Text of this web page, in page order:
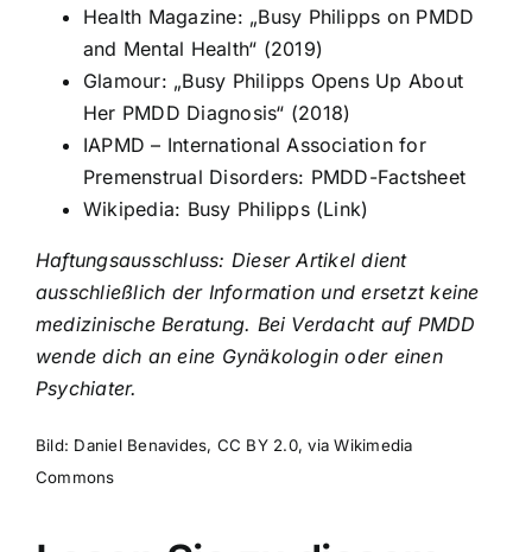
Health Magazine: „Busy Philipps on PMDD
and Mental Health“ (2019)
Glamour: „Busy Philipps Opens Up About
Her PMDD Diagnosis“ (2018)
IAPMD – International Association for
Premenstrual Disorders: PMDD-Factsheet
Wikipedia: Busy Philipps (Link)
Haftungsausschluss: Dieser Artikel dient
ausschließlich der Information und ersetzt keine
medizinische Beratung. Bei Verdacht auf PMDD
wende dich an eine Gynäkologin oder einen
Psychiater.
Bild: Daniel Benavides, CC BY 2.0, via Wikimedia
Commons